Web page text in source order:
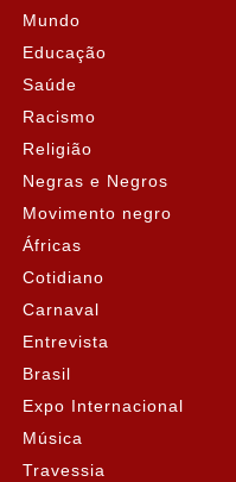
Mundo
Educação
Saúde
Racismo
Religião
Negras e Negros
Movimento negro
Áfricas
Cotidiano
Carnaval
Entrevista
Brasil
Expo Internacional
Música
Travessia